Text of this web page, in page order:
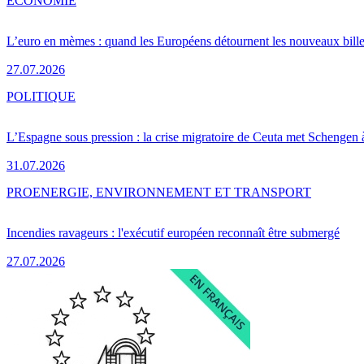
L’euro en mèmes : quand les Européens détournent les nouveaux
27.07.2026
L’Espagne sous pression : la crise migratoire de Ceuta met Schengen
31.07.2026
POLITIQUE
Incendies ravageurs : l'exécutif européen reconnaît être submergé
27.07.2026
PROENERGIE, ENVIRONNEMENT ET TRANSPORT